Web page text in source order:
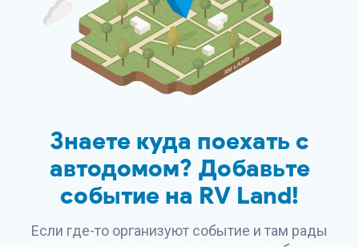
Знаете куда поехать с
автодомом? Добавьте
событие на RV Land!
Если где-то организуют событие и там рады